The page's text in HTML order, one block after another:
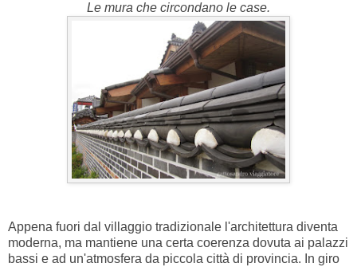
Le mura che circondano le case.
Appena fuori dal villaggio tradizionale l'architettura diventa
moderna, ma mantiene una certa coerenza dovuta ai palazzi
bassi e ad un'atmosfera da piccola città di provincia. In giro